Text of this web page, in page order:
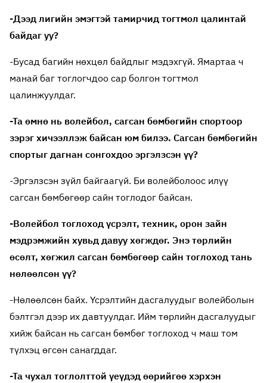
-Дээд лигийн эмэгтэй тамирчид тогтмол цалинтай
байдаг уу?
-Бусад багийн нөхцөл байдлыг мэдэхгүй. Ямартаа ч
манай баг тоглогчдоо сар болгон тогтмол
цалинжуулдаг.
-Та өмнө нь волейбол, сагсан бөмбөгийн спортоор
зэрэг хичээллэж байсан юм билээ. Сагсан бөмбөгийн
спортыг дагнан сонгохдоо эргэлзсэн үү?
-Эргэлзсэн зүйл байгаагүй. Би волейболоос илүү
сагсан бөмбөгөөр сайн тоглодог байсан.
-Волейбол тоглоход үсрэлт, техник, орон зайн
мэдрэмжийн хувьд давуу хөгждөг. Энэ төрлийн
өсөлт, хөгжил сагсан бөмбөгөөр сайн тоглоход тань
нөлөөлсөн үү?
-Нөлөөлсөн байх. Үсрэлтийн дасгалуудыг волейболын
бэлтгэл дээр их давтуулдаг. Ийм төрлийн дасгалуудыг
хийж байсан нь сагсан бөмбөг тоглоход ч маш том
түлхэц өгсөн санагддаг.
-Та чухал тоглолттой үеүдэд өөрийгөө хэрхэн